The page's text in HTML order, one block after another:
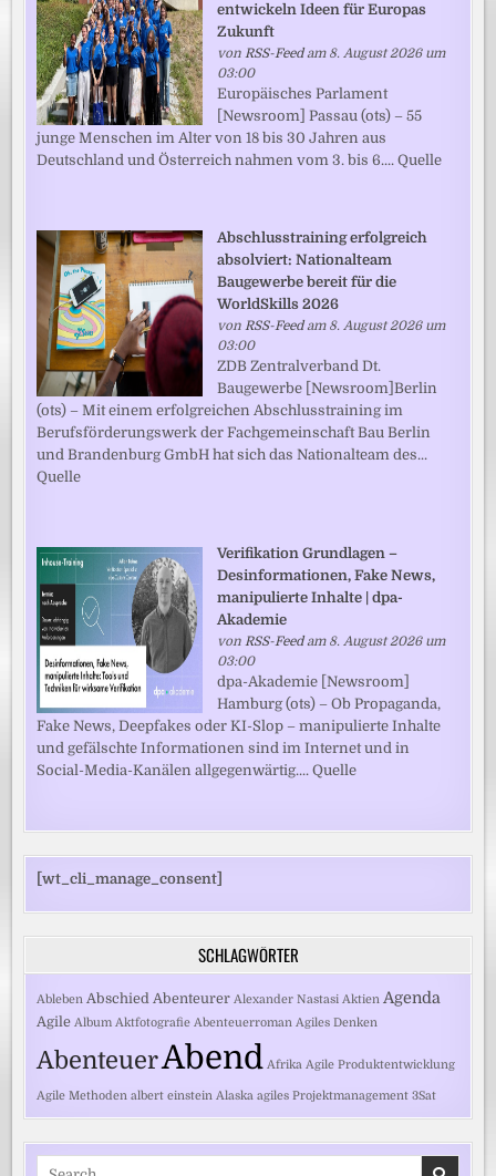
entwickeln Ideen für Europas
Zukunft
vonRSS-Feedam 8. August 2026 um
03:00
Europäisches Parlament
[Newsroom] Passau (ots) – 55
junge Menschen im Alter von 18 bis 30 Jahren aus
Deutschland und Österreich nahmen vom 3. bis 6.... Quelle
Abschlusstraining erfolgreich
absolviert: Nationalteam
Baugewerbe bereit für die
WorldSkills 2026
von RSS-Feedam 8. August 2026 um
03:00
ZDB Zentralverband Dt.
Baugewerbe [Newsroom]Berlin
(ots) – Mit einem erfolgreichen Abschlusstraining im
Berufsförderungswerk der Fachgemeinschaft Bau Berlin
und Brandenburg GmbH hat sich das Nationalteam des...
Quelle
Verifikation Grundlagen –
Desinformationen, Fake News,
manipulierte Inhalte | dpa-
Akademie
von RSS-Feedam 8. August 2026 um
03:00
dpa-Akademie [Newsroom]
Hamburg (ots) – Ob Propaganda,
Fake News, Deepfakes oder KI-Slop – manipulierte Inhalte
und gefälschte Informationen sind im Internet und in
Social-Media-Kanälen allgegenwärtig.... Quelle
[wt_cli_manage_consent]
SCHLAGWÖRTER
Ableben Abschied Abenteurer Alexander Nastasi Aktien Agenda
Agile Album Aktfotografie Abenteuerroman Agiles Denken
AbenteuerAbend Afrika Agile Produktentwicklung
Agile Methoden albert einstein Alaska agiles Projektmanagement 3Sat